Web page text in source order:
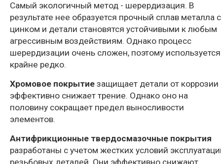
Самый экологичный метод - шерердизация. В
результате нее образуется прочный сплав металла с
цинком и детали становятся устойчивыми к любым
агрессивным воздействиям. Однако процесс
шерердизации очень сложен, поэтому используется
крайне редко.
Хромовое покрытие защищает детали от коррозии
эффективно снижает трение. Однако оно на
половину сокращает предел выносливости
элементов.
Антифрикционные твердосмазочные покрытия
разработаны с учетом жестких условий
резьбовых деталей. Они эффективно снижают